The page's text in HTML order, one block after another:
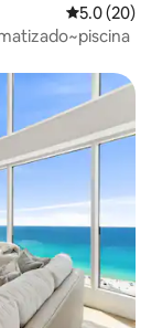
Calificación
5.0 (20)